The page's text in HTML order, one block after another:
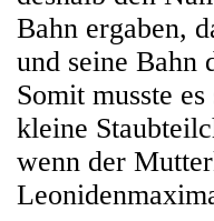
Bahn ergaben,
und seine Bahn
Somit musste
kleine
wenn der